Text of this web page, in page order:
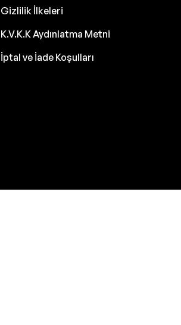
Gizlilik İlkeleri
K.V.K.K Aydınlatma Metni
İptal ve İade Koşulları